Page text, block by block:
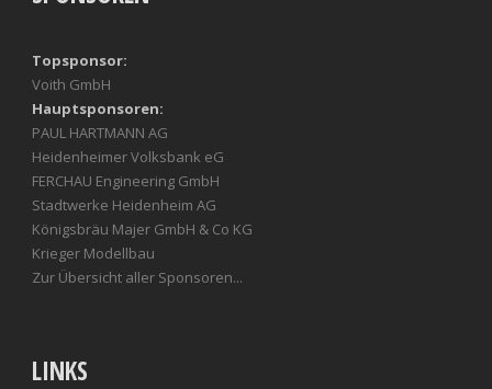
Topsponsor:
Voith GmbH
Hauptsponsoren:
PAUL HARTMANN AG
Heidenheimer Volksbank eG
FERCHAU Engineering GmbH
Stadtwerke Heidenheim AG
Königsbräu Majer GmbH & Co KG
Krieger Modellbau
Zur Übersicht aller Sponsoren...
LINKS